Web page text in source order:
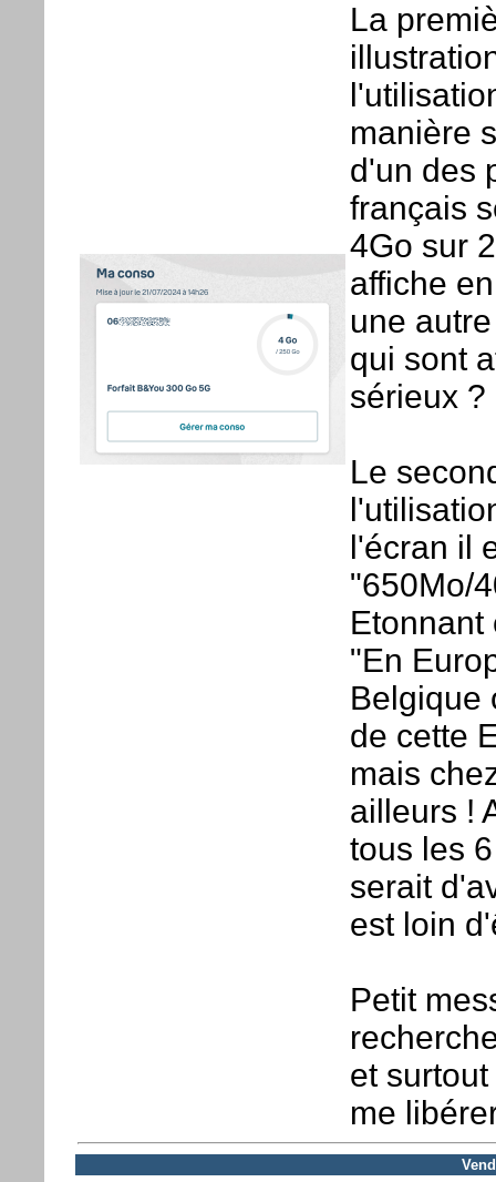
La
manière
d'un des
français
4Go sur
affiche
une
qui sont
sérieux ?
Le
l'écran il
"650Mo/
Etonnant
"En
Belgique
de cette
mais
ailleurs !
tous les
serait
est loin
Petit
et
me